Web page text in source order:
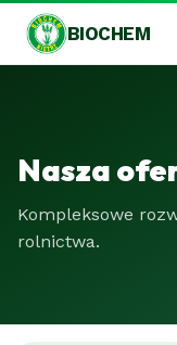
BIOCHEM
Nasza
Kompleksowe
rolnictwa.